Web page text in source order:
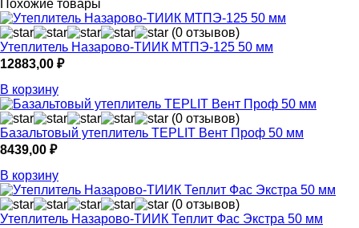
Похожие товары
(0 отзывов)
Утеплитель Назарово-ТИИК МТПЭ-125 50 мм
12883,00 ₽
В корзину
(0 отзывов)
Базальтовый утеплитель TEPLIT Вент Проф 50 мм
8439,00 ₽
В корзину
(0 отзывов)
Утеплитель Назарово-ТИИК Теплит Фас Экстра 50 мм